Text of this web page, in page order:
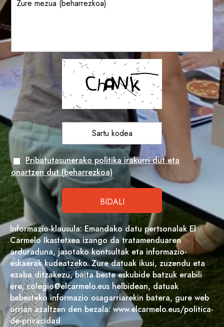
Pribatutasunerako politika irakurri dut eta
onartzen dut (beharrezkoa)
Informazio-klausula: Emandako datu pertsonalak El
Carmelo Ikastetxea izango da tratamenduaren
arduraduna, jasotako kontsultak eta informazio-
eskaerak kudeatzeko. Zure datuak ikusi, zuzendu eta
ezaba ditzakezu, baita beste eskubide batzuk erabili
ere, colegio@elcarmelo.eus helbidean, datuak
babesteko informazio osagarriarekin batera, gure web
orrian azaltzen den bezala: www.elcarmelo.eus/politica-
de-privacidad